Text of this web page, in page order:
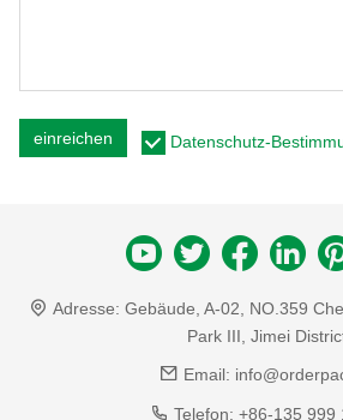
einreichen Datenschutz-
Adresse: Gebäude, A-02, NO.359
Park III, Jimei
Email:
Telefon: +86-135 999